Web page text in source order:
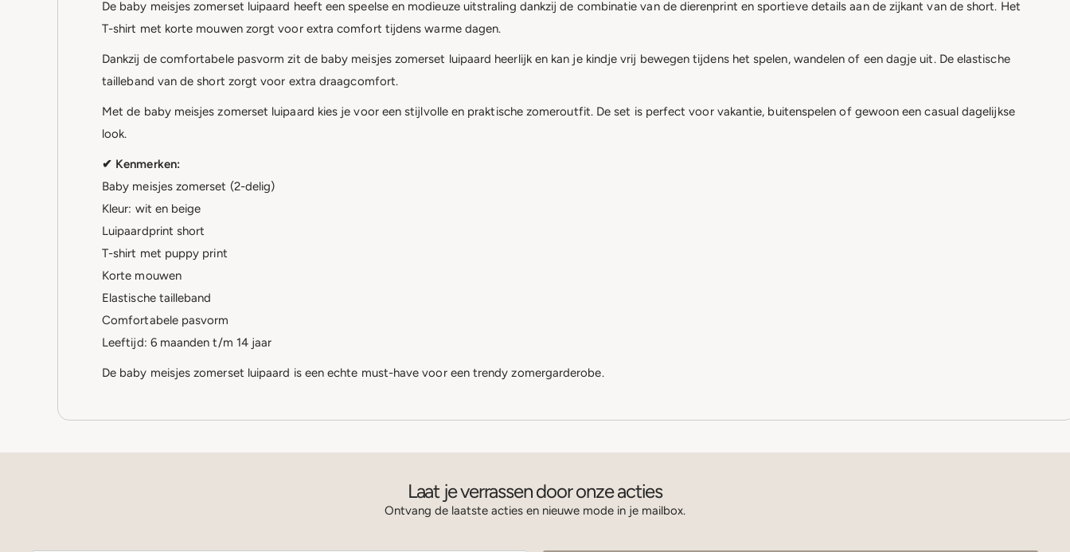
De baby meisjes zomerset luipaard heeft een speelse en modieuze uitstraling dankzij de combinatie van de dierenprint en sportieve details aan de zijkant van de short. Het
T-shirt met korte mouwen zorgt voor extra comfort tijdens warme dagen.
Dankzij de comfortabele pasvorm zit de baby meisjes zomerset luipaard heerlijk en kan je kindje vrij bewegen tijdens het spelen, wandelen of een dagje uit. De elastische
tailleband van de short zorgt voor extra draagcomfort.
Met de baby meisjes zomerset luipaard kies je voor een stijlvolle en praktische zomeroutfit. De set is perfect voor vakantie, buitenspelen of gewoon een casual dagelijkse
look.
✔ Kenmerken:
Baby meisjes zomerset (2-delig)
Kleur: wit en beige
Luipaardprint short
T-shirt met puppy print
Korte mouwen
Elastische tailleband
Comfortabele pasvorm
Leeftijd: 6 maanden t/m 14 jaar
De baby meisjes zomerset luipaard is een echte must-have voor een trendy zomergarderobe.
Laat je verrassen door onze acties
Ontvang de laatste acties en nieuwe mode in je mailbox.